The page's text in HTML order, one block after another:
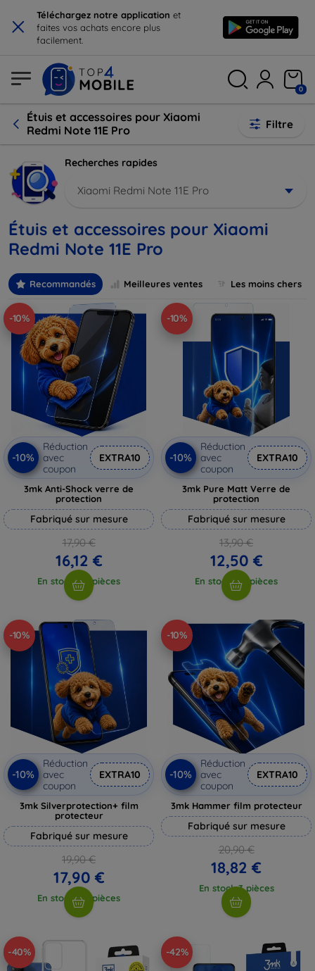
× Téléchargez notre application et
faites vos achats encore plus
facilement.
0
Étuis et accessoires pour Xiaomi
Redmi Note 11E Pro
Filtre
Recherches rapides
Xiaomi Redmi Note 11E Pro
Étuis et accessoires pour Xiaomi
Redmi Note 11E Pro
Recommandés Meilleures ventes Les moins chers
-10%
-10%
Réduction
avec
coupon
EXTRA10
3mk Anti-Shock verre de
protection
Fabriqué sur mesure
17,90 €
16,12 €
En stock > 5 pièces
-10%
-10%
Réduction
avec
coupon
EXTRA10
3mk Pure Matt Verre de
protection
Fabriqué sur mesure
13,90 €
12,50 €
En stock > 5 pièces
-10%
-10%
Réduction
avec
coupon
EXTRA10
3mk Silverprotection+ film
protecteur
Fabriqué sur mesure
19,90 €
17,90 €
En stock > 5 pièces
-10%
-10%
Réduction
avec
coupon
EXTRA10
3mk Hammer film protecteur
Fabriqué sur mesure
20,90 €
18,82 €
En stock 3 pièces
-40% -42%